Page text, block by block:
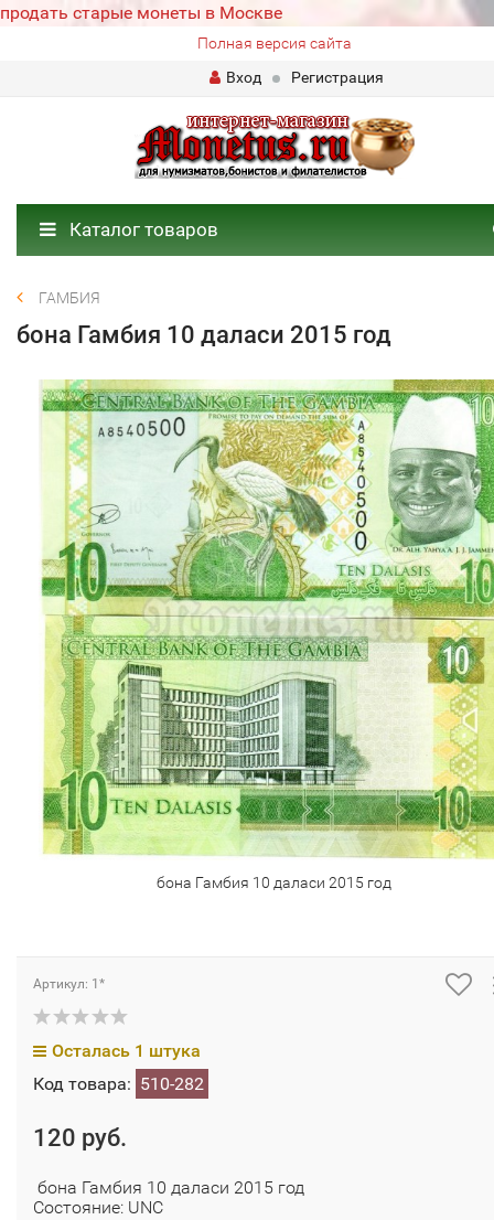
продать старые монеты в Москве
Полная версия сайта
Вход
Регистрация
Каталог товаров
ГАМБИЯ
бона Гамбия 10 даласи 2015 год
бона Гамбия 10 даласи 2015 год
Артикул: 1*
Осталась 1 штука
Код товара: 510-282
120 руб.
бона Гамбия 10 даласи 2015 год
Состояние: UNC